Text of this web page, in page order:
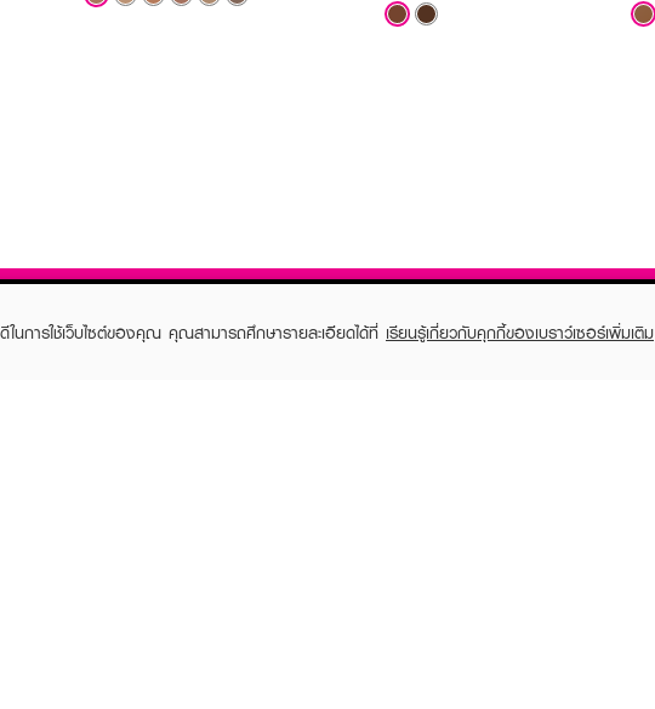
นการใช้เว็บไซต์ของคุณ คุณสามารถศึกษารายละเอียดได้ที่ เรียนรู้เกี่ยวกับคุกกี้ของเบราว์เซอร์เพิ่มเติม